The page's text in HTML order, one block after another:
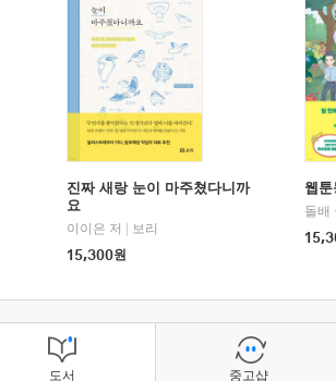
진짜 새랑 눈이 마주쳤다니까
요
이이은 저
보리
15,300원
웹
돌배
도서 중고샵